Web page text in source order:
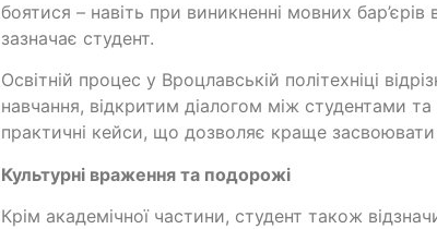
боятися – навіть при виникненні мовних
зазначає студент.
Освітній процес у Вроцлавській політехніці
навчання, відкритим діалогом між студентами
практичні кейси, що дозволяє краще засвоювати
Культурні враження та подорожі
Крім академічної частини, студент також